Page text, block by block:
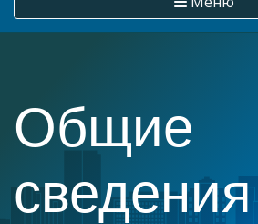
Общие
сведения